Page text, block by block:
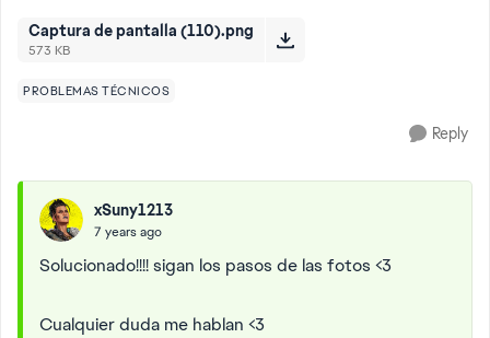
Captura de pantalla (110).png
573 KB
PROBLEMAS TÉCNICOS
Reply
xSuny1213
7 years ago
Solucionado!!!! sigan los pasos de las fotos <3
Cualquier duda me hablan <3